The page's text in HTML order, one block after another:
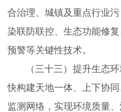
合治理、城镇及重点行业
染联防联控、生态功能修
预警等关键性技术。
（三十三）提升生态
快构建天地一体、上下协
监测网络，实现环境质量